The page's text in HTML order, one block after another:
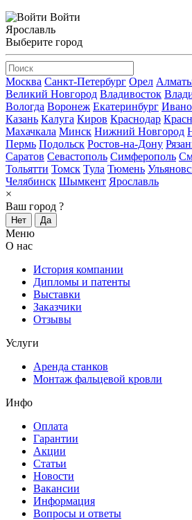
Войти
Ярославль
Выберите город
Москва Санкт-Петербург Орел
Великий Новгород Владивосток
Вологда Воронеж Екатеринбург
Казань Калуга Киров Краснодар
Махачкала Минск Нижний Новгород
Пермь Подольск Ростов-на-Дону
Саратов Севастополь Симферополь
Тольятти Томск Тула Тюмень
Челябинск Шымкент Ярославль
×
Ваш город ?
Нет Да
Меню
О нас
История компании
Дипломы и патенты
Выставки
Заказчики
Отзывы
Услуги
Аренда станков
Монтаж фальцевой кровли
Инфо
Оплата
Гарантии
Акции
Статьи
Новости
Вакансии
Информация
Вопросы и ответы